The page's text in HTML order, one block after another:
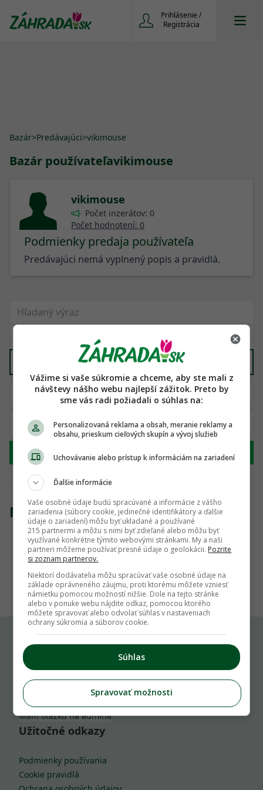
Prihlásenie /
Registrácia
Bazár>Predávajúci>vikimouse
Bazár používateľavikimouse
vikimouse
Počet inzerátov: 0
Počet hodnotení: 0
Podmienky predaja používateľa
Predávajúci nemá vyplnený popis a pravidlá.
Ostatné
Hľadať
Nenašli sme žiadny produkt
1
Komu môžeš napísať
info@zahrada.sk
Nahlás chybu
Mám otázku na admina
Užitočné odkazy
Podmienky používania
Cookie pravidlá
Vážime si vaše súkromie a chceme, aby ste mali z
návštevy nášho webu najlepší zážitok. Preto by
sme vás radi požiadali o súhlas na:
Personalizovaná reklama a obsah, meranie reklamy a
obsahu, prieskum cieľových skupín a vývoj služieb
Uchovávanie alebo prístup k informáciám na zariadení
Ďalšie informácie
Vaše osobné údaje budú spracúvané a informácie z vášho
zariadenia (súbory cookie, jedinečné identifikátory a ďalšie
údaje o zariadení) môžu byť ukladané a používané
215 partnermi a môžu s nimi byť zdieľané alebo môžu byť
využívané konkrétne týmito webovými stránkami. My a naši
partneri môžeme používať presné údaje o geolokácii. Pozrite
si zoznam partnerov.
Niektorí dodávatelia môžu spracúvať vaše osobné údaje na
základe oprávneného záujmu, proti ktorému môžete vzniesť
námietku pomocou možností nižšie. Dole na tejto stránke
alebo v ponuke webu nájdite odkaz, pomocou ktorého
môžete spravovať alebo odvolať súhlas v nastaveniach
ochrany súkromia a súborov cookie.
Súhlas
Spravovať možnosti